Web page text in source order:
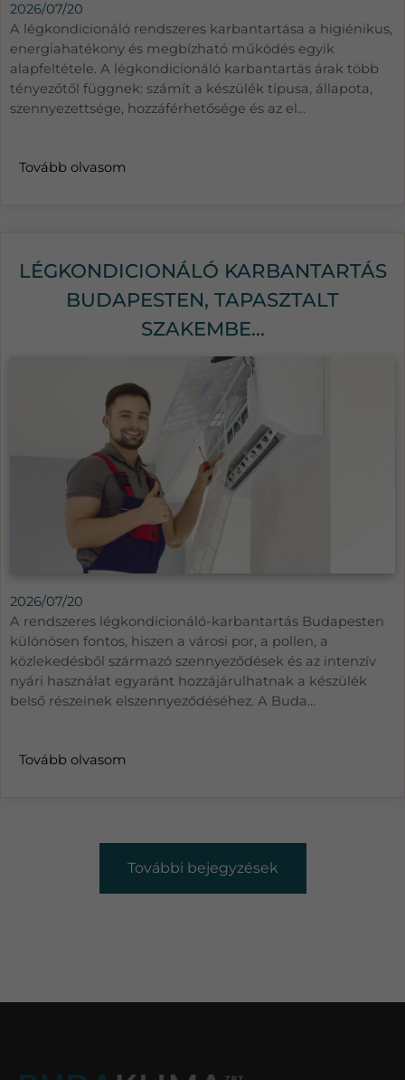
2026/07/20
A légkondicionáló rendszeres karbantartása a higiénikus,
energiahatékony és megbízható működés egyik
alapfeltétele. A légkondicionáló karbantartás árak több
tényezőtől függnek: számít a készülék típusa, állapota,
szennyezettsége, hozzáférhetősége és az el...
Tovább olvasom
LÉGKONDICIONÁLÓ KARBANTARTÁS
BUDAPESTEN, TAPASZTALT
SZAKEMBE...
2026/07/20
A rendszeres légkondicionáló-karbantartás Budapesten
különösen fontos, hiszen a városi por, a pollen, a
közlekedésből származó szennyeződések és az intenzív
nyári használat egyaránt hozzájárulhatnak a készülék
belső részeinek elszennyeződéséhez. A Buda...
Tovább olvasom
További bejegyzések